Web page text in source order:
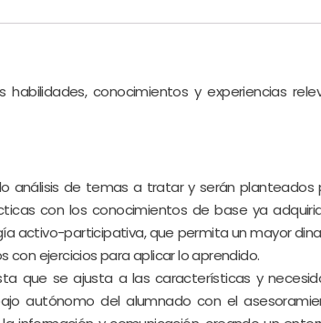
conocimientos y experiencias
análisis de temas a tratar y serán
con los conocimientos de base ya
activo-participativa, que permita un mayor
con ejercicios para aplicar lo aprendido.
que se ajusta a las características y
autónomo del alumnado con el